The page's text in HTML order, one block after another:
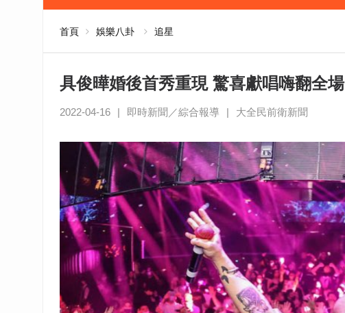
首頁 娛樂八卦 追星
具俊曄婚後首秀重現 驚喜獻唱嗨翻全場
2022-04-16 | 即時新聞／綜合報導 | 大全民前衛新聞